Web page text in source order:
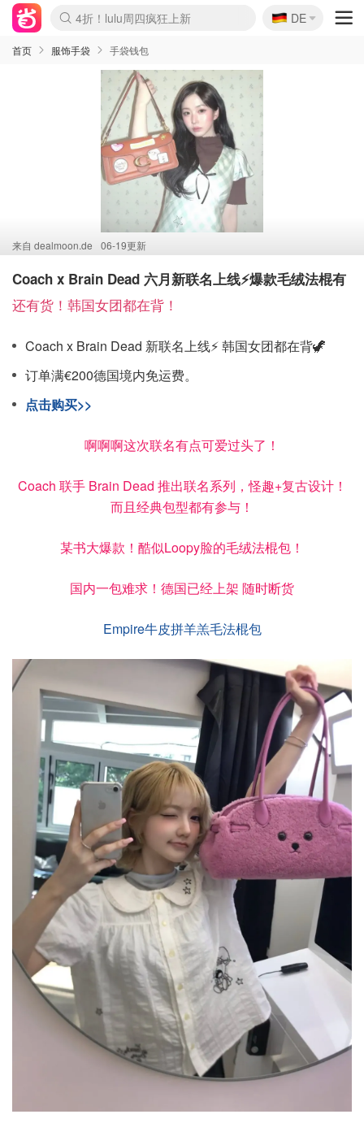
Boticinal 夏促开抢！
4折！lulu周四疯狂上新
还没结束！&OtherStories大促
Joybuy变相75折 随时失效
速领！Stanley独家85折
疑似霸哥！Camper额外叠85折
Zalando 奥莱闪促！每日更新
Moncler反季囤！5折起+叠9折
Coach Brooklyn仅€192
🇩🇪
DE
首页 服饰手袋 手袋钱包
来自 dealmoon.de 06-19更新
Coach x Brain Dead 六月新联名上线⚡️爆款毛绒法棍有
还有货！韩国女团都在背！
Coach x Brain Dead 新联名上线⚡️ 韩国女团都在背🦖
订单满€200德国境内免运费。
点击购买>>
啊啊啊这次联名有点可爱过头了！
Coach 联手 Brain Dead 推出联名系列，怪趣+复古设计！
而且经典包型都有参与！
某书大爆款！酷似Loopy脸的毛绒法棍包！
国内一包难求！德国已经上架 随时断货
Empire牛皮拼羊羔毛法棍包